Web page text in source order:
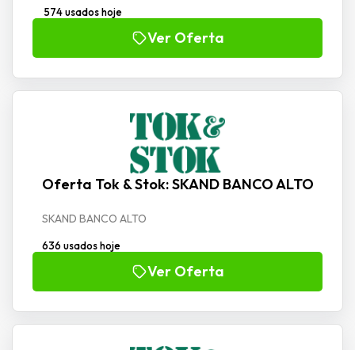
574 usados hoje
Ver Oferta
Oferta Tok & Stok: SKAND BANCO ALTO
SKAND BANCO ALTO
636 usados hoje
Ver Oferta